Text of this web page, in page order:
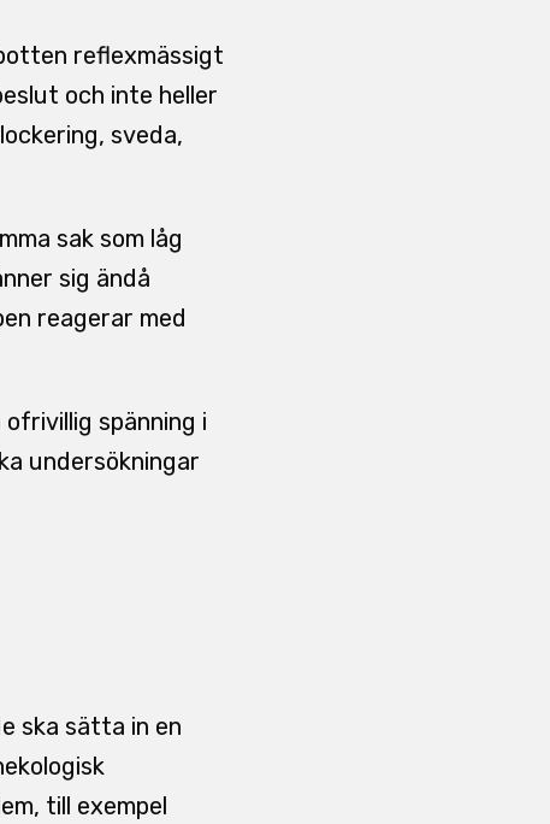
reflexmässigt
och inte heller
sveda,
sak som låg
sig ändå
reagerar med
spänning i
undersökningar
ska sätta in en
till exempel